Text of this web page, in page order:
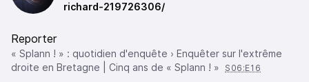
richard-219726306/
Reporter
« Splann ! » : quotidien d'enquête › Enquêter sur l'extrême
droite en Bretagne | Cinq ans de « Splann ! »
S06:E16